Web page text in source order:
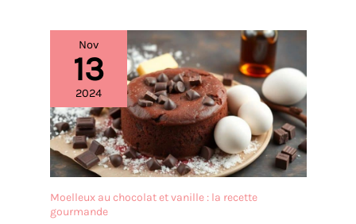
Nov
13
2024
Moelleux au chocolat et vanille : la recette
gourmande